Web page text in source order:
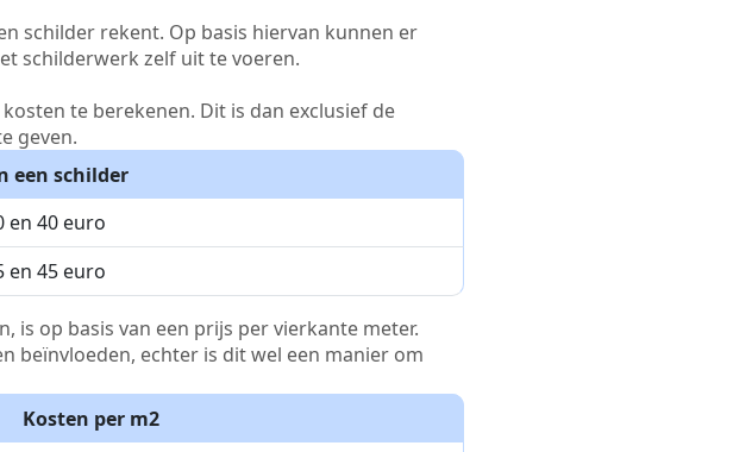
schilder rekent. Op basis hiervan kunnen er
schilderwerk zelf uit te voeren.
te berekenen. Dit is dan exclusief de
geven.
een schilder
en 40 euro
en 45 euro
is op basis van een prijs per vierkante meter.
beïnvloeden, echter is dit wel een manier om
Kosten per m2